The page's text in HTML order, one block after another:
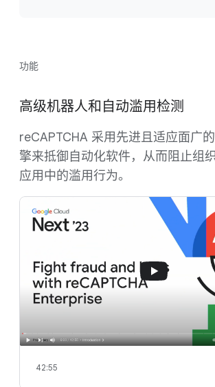
功能
高级机器人和自动滥用检测
reCAPTCHA 采用先进且适应面广
擎来抵御自动化软件，从而阻止组
应用中的滥用行为。
42:55